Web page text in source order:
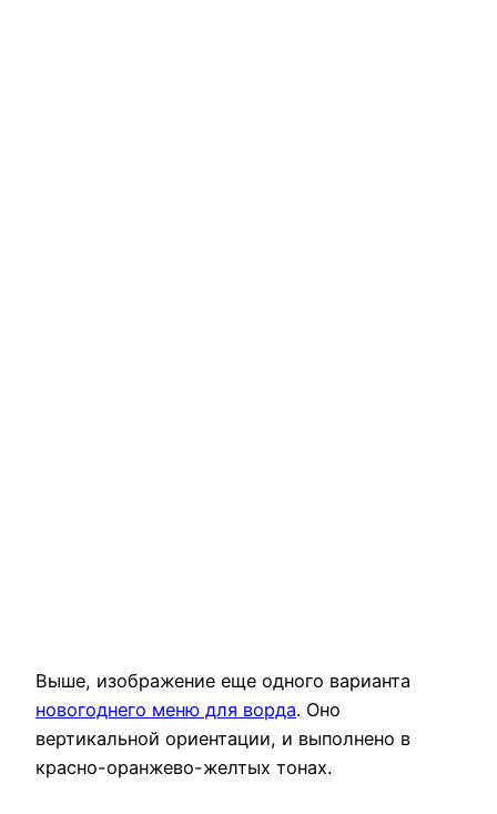
Выше, изображение еще одного варианта
новогоднего меню для ворда. Оно
вертикальной ориентации, и выполнено в
красно-оранжево-желтых тонах.